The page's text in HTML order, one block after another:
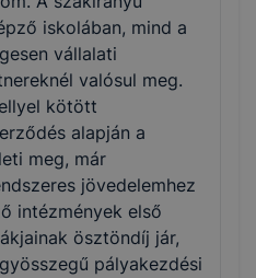
iskolában, mind a
vállalati
valósul meg.
kötött
alapján a
meg, már
jövedelemhez
intézmények első
ösztöndíj jár,
pályakezdési